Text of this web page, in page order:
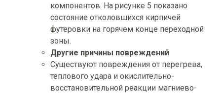
компонентов. На рисунке 5 показано
состояние отколовшихся кирпичей
футеровки на горячем конце переходной
зоны.
Другие причины повреждений
Существуют повреждения от перегрева,
теплового удара и окислительно-
восстановительной реакции магниево-